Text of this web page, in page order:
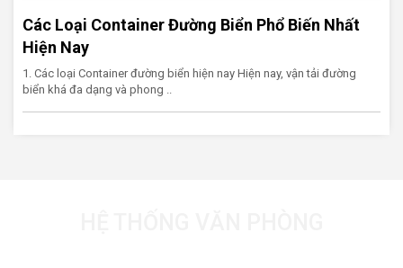
Các Loại Container Đường Biển Phổ Biến Nhất
Hiện Nay
1. Các loại Container đường biển hiện nay Hiện nay, vận tải đường
biển khá đa dạng và phong ..